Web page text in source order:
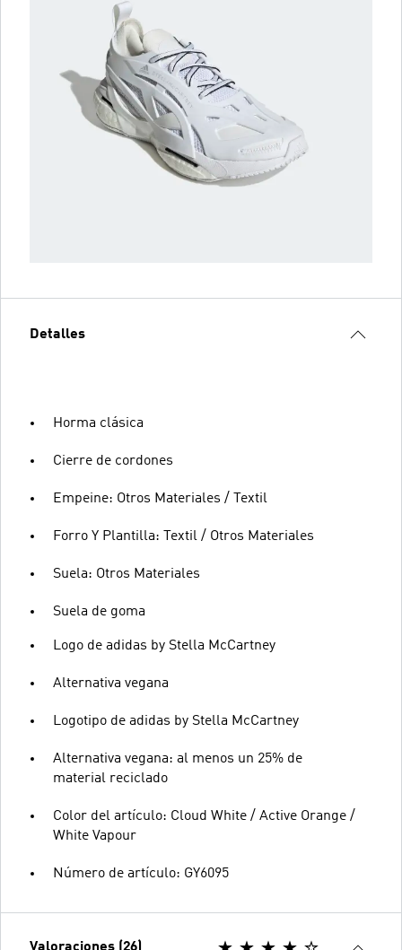
Detalles
Horma clásica
Cierre de cordones
Empeine: Otros Materiales / Textil
Forro Y Plantilla: Textil / Otros Materiales
Suela: Otros Materiales
Suela de goma
Logo de adidas by Stella McCartney
Alternativa vegana
Logotipo de adidas by Stella McCartney
Alternativa vegana: al menos un 25% de
material reciclado
Color del artículo: Cloud White / Active Orange /
White Vapour
Número de artículo: GY6095